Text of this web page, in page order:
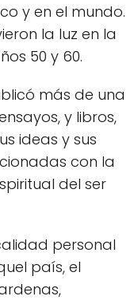
y en el mundo.
la luz en la
50 y 60.
más de una
y libros,
ideas y sus
con la
del ser
personal
país, el